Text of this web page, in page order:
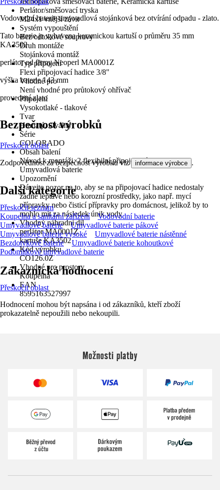
Perlátor/směšovací tryska
M24x1 vnější závit
Systém vypouštění
Bez odtokové soupravy
Druh montáže
Stojánková montáž
Typ připojení
Flexi připojovací hadice 3/8"
Vhodné pro
Není vhodné pro průtokový ohřívač
Připojení
Vysokotlaké - tlakové
Tvar
Hranatý, Oválný
Série
COLORADO
Obsah balení
Návod k montáži, 2 flexibilní připojovací hadice 3/8",
Umyvadlová baterie
Upozornění
Dávejte pozor na to, aby se na připojovací hadice nedostaly
žádné leptavé nebo korozní prostředky, jako např. mycí
přípravky nebo čisticí přípravky pro domácnost, jelikož by to
mohlo mít za následek únik vody
Vhodný náhradní díl
perlátor MA0001Z
kartuše KA3502
Kód výrobku
CO126.0Z
Vhodné pro prostory
Koupelna
EAN
8595163527997
Vodovodní baterie umyvadlová stojánková bez otvírání odpadu - zlato.
Tato baterie je vybavena keramickou kartuší o průměru 35 mm
KA3502
perlátor od firmy Neoperl MA0001Z
výška baterie 143 mm
provedení zlato
Bezpečnost výrobků
Přeskočit oblast
Zodpovědnost za bezpečnost výrobku viz informace výrobce .
Další kategorie
Přeskočit seznam
Koupelna a sanitární zařízení
Vodovodní baterie
Umyvadlové baterie
Umyvadlové baterie pákové
Umyvadlové baterie vysoké
Umyvadlové baterie nástěnné
Bezdotykové baterie
Umyvadlové baterie kohoutkové
Podomítkové umyvadlové baterie
Zákaznická hodnocení
Přeskočit oblast
Hodnocení mohou být napsána i od zákazníků, kteří zboží
prokazatelně nepoužili nebo nekoupili.
Možnosti platby